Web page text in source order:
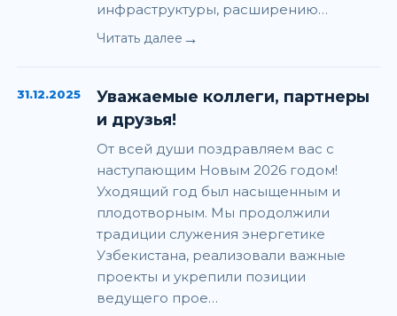
инфраструктуры, расширению…
Читать далее →
31.12.2025
Уважаемые коллеги, партнеры
и друзья!
От всей души поздравляем вас с
наступающим Новым 2026 годом!
Уходящий год был насыщенным и
плодотворным. Мы продолжили
традиции служения энергетике
Узбекистана, реализовали важные
проекты и укрепили позиции
ведущего прое…